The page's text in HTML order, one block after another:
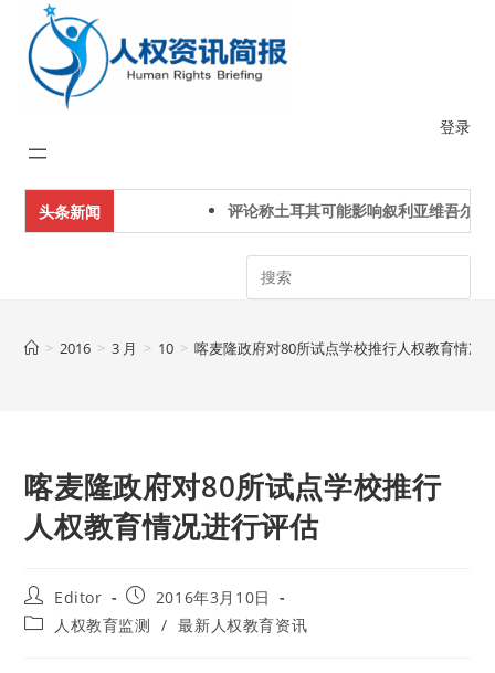
content
登录
头条新闻 评论称土耳其可能影响叙利亚维吾尔人
Search
> 2016 > 3 月 > 10 > 喀麦隆政府对80所试点学校推行人权教育情况
喀麦隆政府对80所试点学校推行
人权教育情况进行评估
Post
author:
Editor
Post
published:
2016年3月10日
Post 人权教育监测 / 最新人权教育资讯